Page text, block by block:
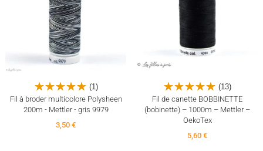
(1)
Fil à broder multicolore Polysheen
200m - Mettler - gris 9979
3,50 €
(13)
Fil de canette BOBBINETTE
(bobinette) – 1000m – Mettler –
OekoTex
5,60 €